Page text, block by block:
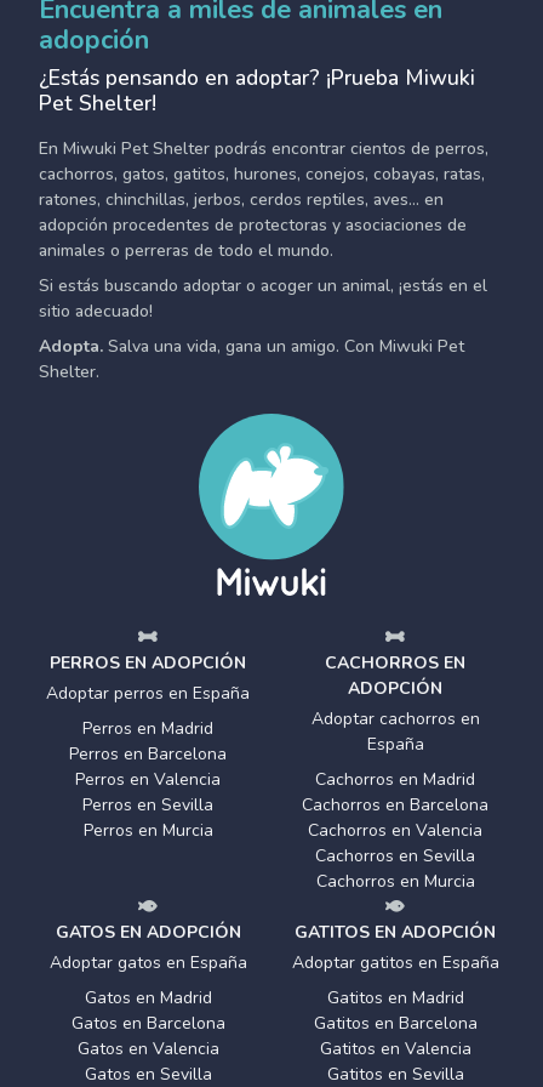
Encuentra a miles de animales en
adopción
¿Estás pensando en adoptar? ¡Prueba Miwuki
Pet Shelter!
En Miwuki Pet Shelter podrás encontrar cientos de perros,
cachorros, gatos, gatitos, hurones, conejos, cobayas, ratas,
ratones, chinchillas, jerbos, cerdos reptiles, aves... en
adopción procedentes de protectoras y asociaciones de
animales o perreras de todo el mundo.
Si estás buscando adoptar o acoger un animal, ¡estás en el
sitio adecuado!
Adopta. Salva una vida, gana un amigo. Con Miwuki Pet
Shelter.
PERROS EN ADOPCIÓN
Adoptar perros en España
Perros en Madrid
Perros en Barcelona
Perros en Valencia
Perros en Sevilla
Perros en Murcia
CACHORROS EN
ADOPCIÓN
Adoptar cachorros en
España
Cachorros en Madrid
Cachorros en Barcelona
Cachorros en Valencia
Cachorros en Sevilla
Cachorros en Murcia
GATOS EN ADOPCIÓN
Adoptar gatos en España
Gatos en Madrid
Gatos en Barcelona
Gatos en Valencia
Gatos en Sevilla
GATITOS EN ADOPCIÓN
Adoptar gatitos en España
Gatitos en Madrid
Gatitos en Barcelona
Gatitos en Valencia
Gatitos en Sevilla